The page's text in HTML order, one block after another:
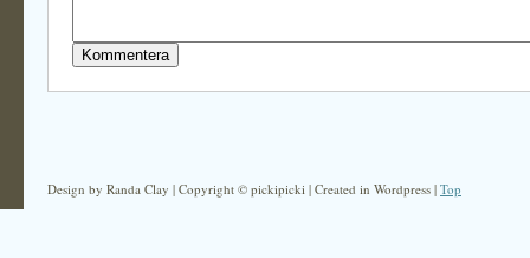
Design by Randa Clay | Copyright © pickipicki | Created in Wordpress | Top